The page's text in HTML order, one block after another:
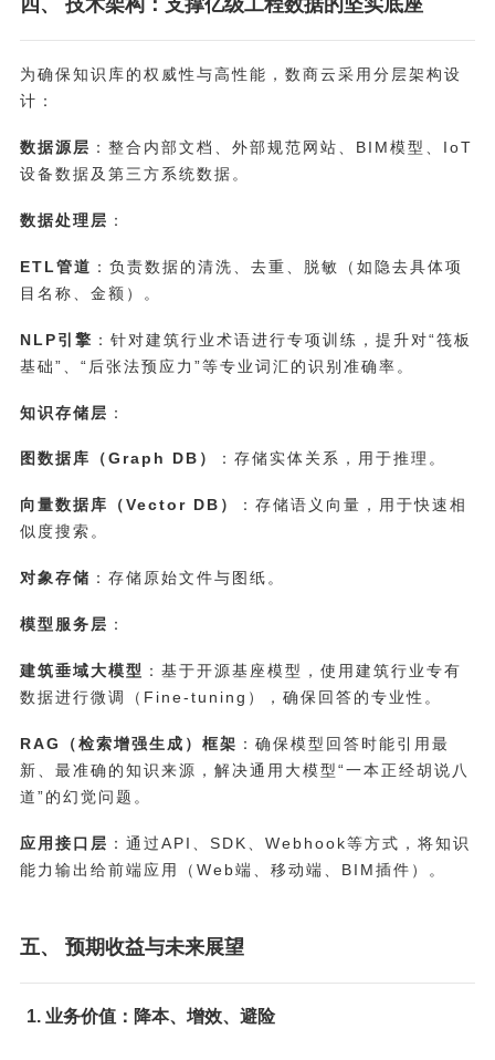
四、 技术架构：支撑亿级工程数据的坚实底座
为确保知识库的权威性与高性能，数商云采用分层架构设
计：
数据源层 ：整合内部文档、外部规范网站、BIM模型、IoT
设备数据及第三方系统数据。
数据处理层 ：
ETL管道 ：负责数据的清洗、去重、脱敏（如隐去具体项
目名称、金额）。
NLP引擎 ：针对建筑行业术语进行专项训练，提升对“筏板
基础”、“后张法预应力”等专业词汇的识别准确率。
知识存储层 ：
图数据库（Graph DB） ：存储实体关系，用于推理。
向量数据库（Vector DB）
：存储语义向量，用于快速相
似度搜索。
对象存储 ：存储原始文件与图纸。
模型服务层 ：
建筑垂域大模型 ：基于开源基座模型，使用建筑行业专有
数据进行微调（Fine-tuning），确保回答的专业性。
RAG（检索增强生成）框架 ：确保模型回答时能引用最
新、最准确的知识来源，解决通用大模型“一本正经胡说八
道”的幻觉问题。
应用接口层 ：通过API、SDK、Webhook等方式，将知识
能力输出给前端应用（Web端、移动端、BIM插件）。
五、 预期收益与未来展望
1. 业务价值：降本、增效、避险